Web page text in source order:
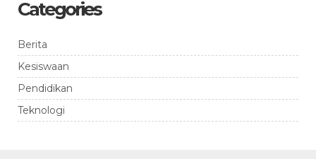
Categories
Berita
Kesiswaan
Pendidikan
Teknologi